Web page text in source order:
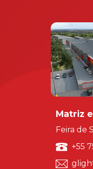
Matriz
Feira de
+55